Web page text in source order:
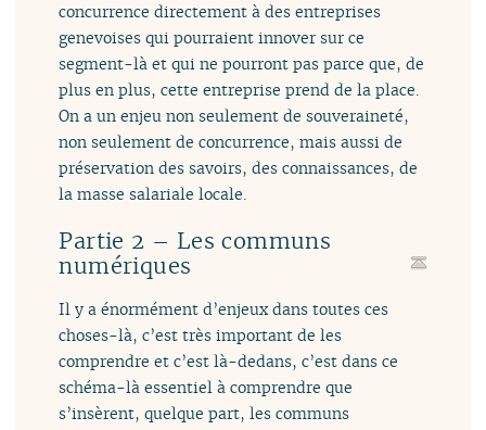
concurrence directement à des entreprises
genevoises qui pourraient innover sur ce
segment-là et qui ne pourront pas parce que, de
plus en plus, cette entreprise prend de la place.
On a un enjeu non seulement de souveraineté,
non seulement de concurrence, mais aussi de
préservation des savoirs, des connaissances, de
la masse salariale locale.
Partie 2 – Les communs
numériques
Il y a énormément d’enjeux dans toutes ces
choses-là, c’est très important de les
comprendre et c’est là-dedans, c’est dans ce
schéma-là essentiel à comprendre que
s’insèrent, quelque part, les communs